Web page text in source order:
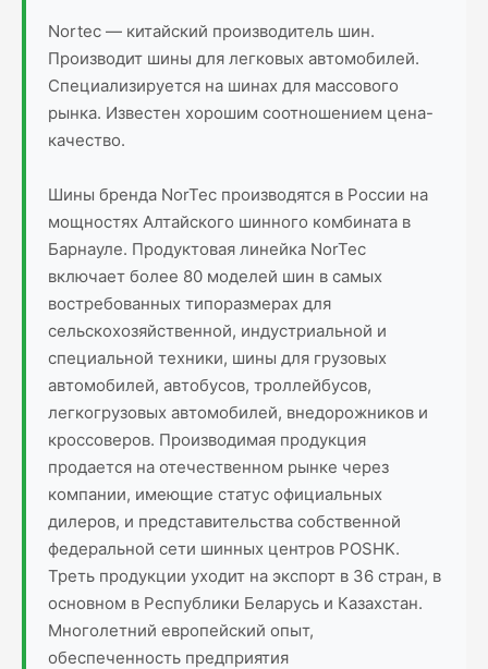
Nortec — китайский производитель шин.
Производит шины для легковых автомобилей.
Специализируется на шинах для массового
рынка. Известен хорошим соотношением цена-
качество.
Шины бренда NorTec производятся в России на
мощностях Алтайского шинного комбината в
Барнауле. Продуктовая линейка NorTec
включает более 80 моделей шин в самых
востребованных типоразмерах для
сельскохозяйственной, индустриальной и
специальной техники, шины для грузовых
автомобилей, автобусов, троллейбусов,
легкогрузовых автомобилей, внедорожников и
кроссоверов. Производимая продукция
продается на отечественном рынке через
компании, имеющие статус официальных
дилеров, и представительства собственной
федеральной сети шинных центров POSHK.
Треть продукции уходит на экспорт в 36 стран, в
основном в Республики Беларусь и Казахстан.
Многолетний европейский опыт,
обеспеченность предприятия